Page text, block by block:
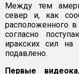
Между тем
север и, как
расположенного
согласно
иракских сил
подавлено.
Первые